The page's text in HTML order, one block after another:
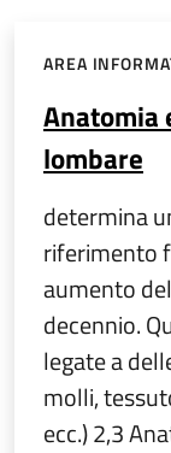
AREA
Anatomia
lombare
determina
riferimento
aumento
decennio.
legate a
molli,
ecc.) 2,3